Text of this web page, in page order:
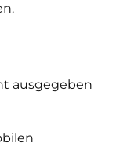
ausgegeben